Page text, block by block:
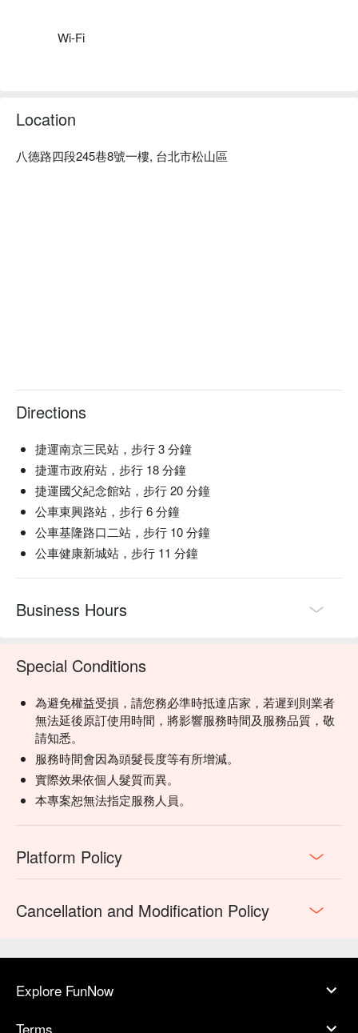
Wi-Fi
Location
八德路四段245巷8號一樓, 台北市松山區
Directions
捷運南京三民站，步行 3 分鐘
捷運市政府站，步行 18 分鐘
捷運國父紀念館站，步行 20 分鐘
公車東興路站，步行 6 分鐘
公車基隆路口二站，步行 10 分鐘
公車健康新城站，步行 11 分鐘
Business Hours
Special Conditions
為避免權益受損，請您務必準時抵達店家，若遲到則業者
無法延後原訂使用時間，將影響服務時間及服務品質，敬
請知悉。
服務時間會因為頭髮長度等有所增減。
實際效果依個人髮質而異。
本專案恕無法指定服務人員。
Platform Policy
Cancellation and Modification Policy
Explore FunNow
Terms